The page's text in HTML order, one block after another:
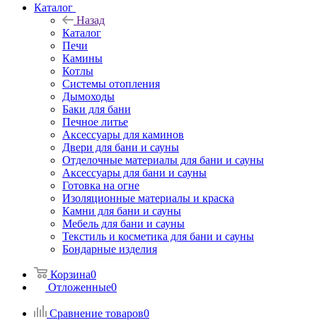
Каталог
Назад
Каталог
Печи
Камины
Котлы
Системы отопления
Дымоходы
Баки для бани
Печное литье
Аксессуары для каминов
Двери для бани и сауны
Отделочные материалы для бани и сауны
Аксессуары для бани и сауны
Готовка на огне
Изоляционные материалы и краска
Камни для бани и сауны
Мебель для бани и сауны
Текстиль и косметика для бани и сауны
Бондарные изделия
Корзина0
Отложенные0
Сравнение товаров0